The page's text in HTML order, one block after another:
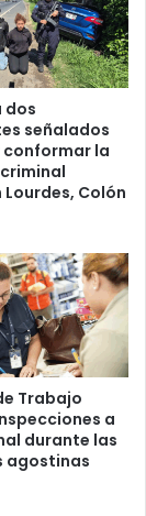
dos
señalados
la
Lourdes, Colón
Trabajo
a
durante las
agostinas